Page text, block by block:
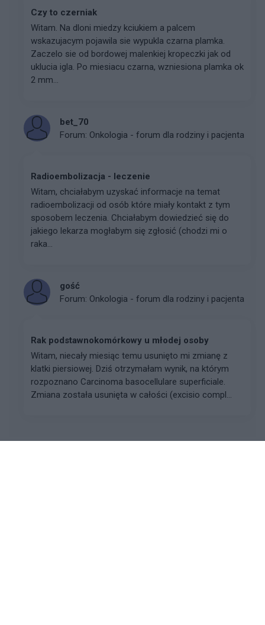
Czy to czerniak
Witam. Na dloni miedzy kciukiem a palcem
wskazujacym pojawila sie wypukla czarna plamka.
Zaczelo sie od bordowej malenkiej kropeczki jak od
uklucia igla. Po miesiacu czarna, wzniesiona plamka ok
2 mm...
bet_70
Forum: Onkologia - forum dla rodziny i pacjenta
Radioembolizacja - leczenie
Witam, chciałabym uzyskać informacje na temat
radioembolizacji od osób które miały kontakt z tym
sposobem leczenia. Chciałabym dowiedzieć się do
jakiego lekarza mogłabym się zgłosić (chodzi mi o
raka...
gość
Forum: Onkologia - forum dla rodziny i pacjenta
Rak podstawnokomórkowy u młodej osoby
Witam, niecały miesiąc temu usunięto mi zmianę z
klatki piersiowej. Dziś otrzymałam wynik, na którym
rozpoznano Carcinoma basocellulare superficiale.
Zmiana została usunięta w całości (excisio compl...